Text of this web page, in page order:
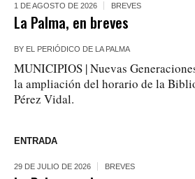
1 DE AGOSTO DE 2026 BREVES
La Palma, en breves
BY EL PERIÓDICO DE LA PALMA
MUNICIPIOS | Nuevas
la ampliación del horario de la
Pérez Vidal.
ENTRADA
29 DE JULIO DE 2026 BREVES